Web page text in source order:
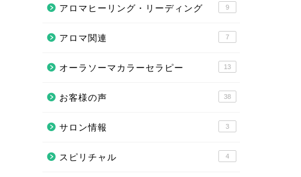
アロマヒーリング・リーディング 9
アロマ関連 7
オーラソーマカラーセラピー 13
お客様の声 38
サロン情報 3
スピリチャル 4